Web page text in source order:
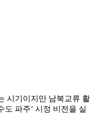
시기이지만 남북교류 활
파주’ 시정 비전을 실